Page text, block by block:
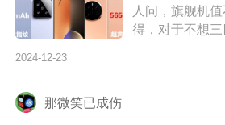
人问，旗舰机
得，对于不想
好的，下面小
2024-12-23
那微笑已成伤